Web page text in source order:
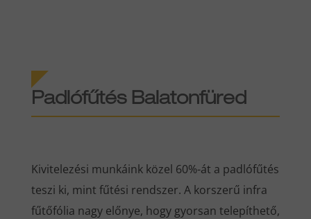
Padlófűtés Balatonfüred
Kivitelezési munkáink közel 60%-át a padlófűtés
teszi ki, mint fűtési rendszer. A korszerű infra
fűtőfólia nagy előnye, hogy gyorsan telepíthető,